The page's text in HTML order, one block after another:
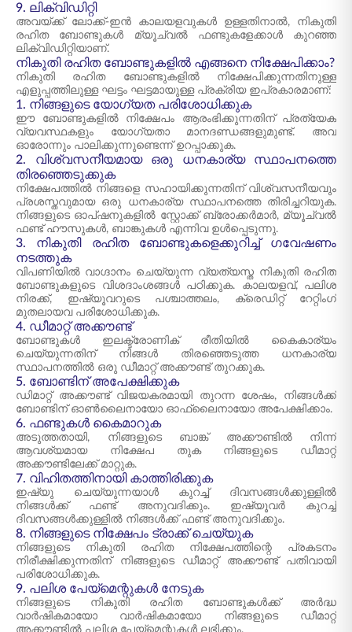
9. ലിക്വിഡിറ്റി
അവയ്ക്ക് ലോക്ക്-ഇൻ കാലയളവുകൾ ഉള്ളതിനാൽ, നികുതി
രഹിത ബോണ്ടുകൾ മ്യൂച്വൽ ഫണ്ടുകളേക്കാൾ കുറഞ്ഞ
ലിക്വിഡിറ്റിയാണ്.
നികുതി രഹിത ബോണ്ടുകളിൽ എങ്ങനെ നിക്ഷേപിക്കാം?
നികുതി രഹിത ബോണ്ടുകളിൽ നിക്ഷേപിക്കുന്നതിനുള്ള
എളുപ്പത്തിലുള്ള ഘട്ടം ഘട്ടമായുള്ള പ്രക്രിയ ഇപ്രകാരമാണ്:
1. നിങ്ങളുടെ യോഗ്യത പരിശോധിക്കുക
ഈ ബോണ്ടുകളിൽ നിക്ഷേപം ആരംഭിക്കുന്നതിന് പ്രത്യേക
വ്യവസ്ഥകളും യോഗ്യതാ മാനദണ്ഡങ്ങളുമുണ്ട്. അവ
ഓരോന്നും പാലിക്കുന്നുണ്ടെന്ന് ഉറപ്പാക്കുക.
2. വിശ്വസനീയമായ ഒരു ധനകാര്യ സ്ഥാപനത്തെ
തിരഞ്ഞെടുക്കുക
നിക്ഷേപത്തിൽ നിങ്ങളെ സഹായിക്കുന്നതിന് വിശ്വസനീയവും
പ്രശസ്തവുമായ ഒരു ധനകാര്യ സ്ഥാപനത്തെ തിരിച്ചറിയുക.
നിങ്ങളുടെ ഓപ്ഷനുകളിൽ സ്റ്റോക്ക് ബ്രോക്കർമാർ, മ്യൂച്വൽ
ഫണ്ട് ഹൗസുകൾ, ബാങ്കുകൾ എന്നിവ ഉൾപ്പെടുന്നു.
3. നികുതി രഹിത ബോണ്ടുകളെക്കുറിച്ച് ഗവേഷണം
നടത്തുക
വിപണിയിൽ വാഗ്ദാനം ചെയ്യുന്ന വ്യത്യസ്ത നികുതി രഹിത
ബോണ്ടുകളുടെ വിശദാംശങ്ങൾ പഠിക്കുക. കാലയളവ്, പലിശ
നിരക്ക്, ഇഷ്യൂവറുടെ പശ്ചാത്തലം, ക്രെഡിറ്റ് റേറ്റിംഗ്
മുതലായവ പരിശോധിക്കുക.
4. ഡീമാറ്റ് അക്കൗണ്ട്
ബോണ്ടുകൾ ഇലക്ട്രോണിക് രീതിയിൽ കൈകാര്യം
ചെയ്യുന്നതിന് നിങ്ങൾ തിരഞ്ഞെടുത്ത ധനകാര്യ
സ്ഥാപനത്തിൽ ഒരു ഡീമാറ്റ് അക്കൗണ്ട് തുറക്കുക.
5. ബോണ്ടിന് അപേക്ഷിക്കുക
ഡിമാറ്റ് അക്കൗണ്ട് വിജയകരമായി തുറന്ന ശേഷം, നിങ്ങൾക്ക്
ബോണ്ടിന് ഓൺലൈനായോ ഓഫ്ലൈനായോ അപേക്ഷിക്കാം.
6. ഫണ്ടുകൾ കൈമാറുക
അടുത്തതായി, നിങ്ങളുടെ ബാങ്ക് അക്കൗണ്ടിൽ നിന്ന്
ആവശ്യമായ നിക്ഷേപ തുക നിങ്ങളുടെ ഡീമാറ്റ്
അക്കൗണ്ടിലേക്ക് മാറ്റുക.
7. വിഹിതത്തിനായി കാത്തിരിക്കുക
ഇഷ്യു ചെയ്യുന്നയാൾ കുറച്ച് ദിവസങ്ങൾക്കുള്ളിൽ
നിങ്ങൾക്ക് ഫണ്ട് അനുവദിക്കും. ഇഷ്യൂവർ കുറച്ച്
ദിവസങ്ങൾക്കുള്ളിൽ നിങ്ങൾക്ക് ഫണ്ട് അനുവദിക്കും.
8. നിങ്ങളുടെ നിക്ഷേപം ട്രാക്ക് ചെയ്യുക
നിങ്ങളുടെ നികുതി രഹിത നിക്ഷേപത്തിന്റെ പ്രകടനം
നിരീക്ഷിക്കുന്നതിന് നിങ്ങളുടെ ഡീമാറ്റ് അക്കൗണ്ട് പതിവായി
പരിശോധിക്കുക.
9. പലിശ പേയ്മെന്റുകൾ നേടുക
നിങ്ങളുടെ നികുതി രഹിത ബോണ്ടുകൾക്ക് അർദ്ധ
വാർഷികമായോ വാർഷികമായോ നിങ്ങളുടെ ഡീമാറ്റ്
അക്കൗണ്ടിൽ പലിശ പേയ്മെന്റുകൾ ലഭിക്കും.